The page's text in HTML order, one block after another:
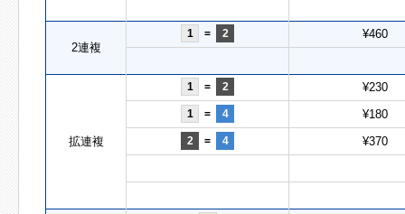
2連複
1 = 2 ¥460
拡連複
1 = 2 ¥230
1 = 4 ¥180
2 = 4 ¥370